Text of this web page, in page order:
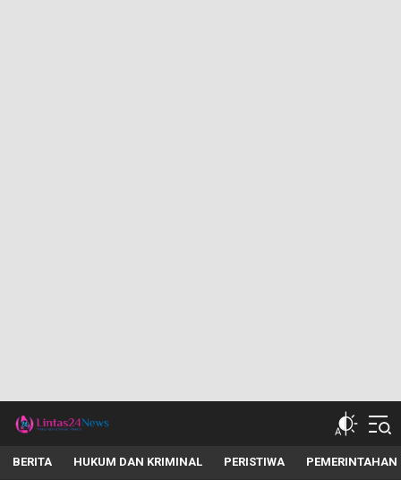
lintas24news.com
Menyingkap Setiap Realita
BERITA HUKUM DAN KRIMINAL PERISTIWA PEMERINTAHAN